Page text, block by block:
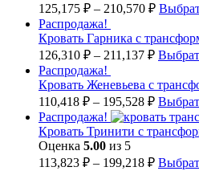
125,175 ₽ – 210,570 ₽
Распродажа!
Кровать Гарника с
126,310 ₽ – 211,137 ₽
Распродажа!
Кровать Женевьева с
110,418 ₽ – 195,528 ₽
Распродажа!
Кровать Тринити с
Оценка 5.00 из 5
113,823 ₽ – 199,218 ₽